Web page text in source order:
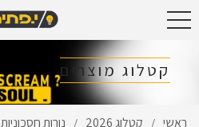
קטלוג מוצרים
ראשי / קטלוג 2026 / נורות חסכוניות